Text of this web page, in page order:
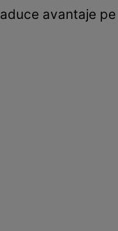
aduce avantaje